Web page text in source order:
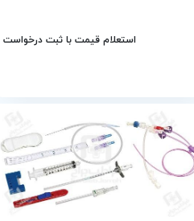
استعلام قیمت با ثبت درخواست